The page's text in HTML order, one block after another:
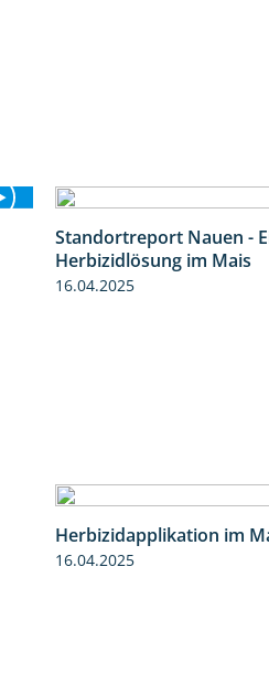
Standortreport Nauen -
Herbizidlösung im Mais
16.04.2025
Herbizidapplikation im
16.04.2025